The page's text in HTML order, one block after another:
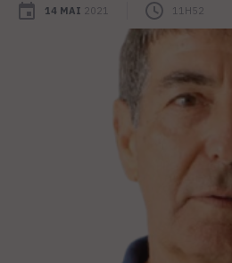
14 MAI 2021 11H52